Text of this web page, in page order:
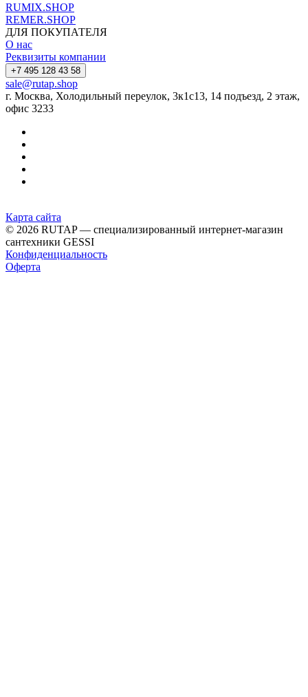
RUMIX.SHOP
REMER.SHOP
ДЛЯ ПОКУПАТЕЛЯ
О нас
Реквизиты компании
+7 495 128 43 58
sale@rutap.shop
г. Москва, Холодильный переулок, 3к1с13, 14 подъезд, 2 этаж,
офис 3233
Карта сайта
© 2026 RUTAP — специализированный интернет-магазин
сантехники GESSI
Конфиденциальность
Оферта